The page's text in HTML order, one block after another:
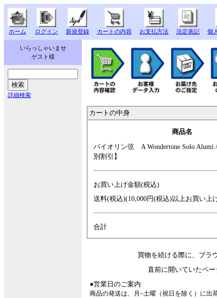
ホーム ログイン 新規登録 カートの内容 お支払方法 法定表記 個
いらっしゃいませ
ゲスト様
詳細検索
カートの中身
商品名
バイオリン弦 A Wondertone Solo
別割引】
お買い上げ金額(税込)
送料(税込)(10,000円(税込)以上お買い上
合計
買物を続ける際に、ブラ
直前に開いていたペ
●営業日のご案内
商品の発送は、月~土曜（祝日を除く）に出